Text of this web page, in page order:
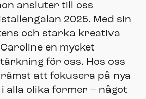
ansluter till oss
2025. Med sin
och starka kreativa
en mycket
för oss. Hos oss
att fokusera på nya
alla olika former – något